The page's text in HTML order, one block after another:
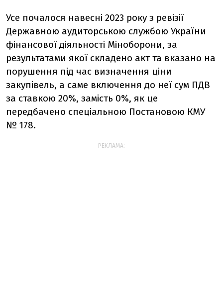
Усе почалося навесні 2023 року з ревізії
Державною аудиторською службою України
фінансової діяльності Міноборони, за
результатами якої складено акт та вказано на
порушення під час визначення ціни
закупівель, а саме включення до неї сум ПДВ
за ставкою 20%, замість 0%, як це
передбачено спеціальною Постановою КМУ
№ 178.
РЕКЛАМА: